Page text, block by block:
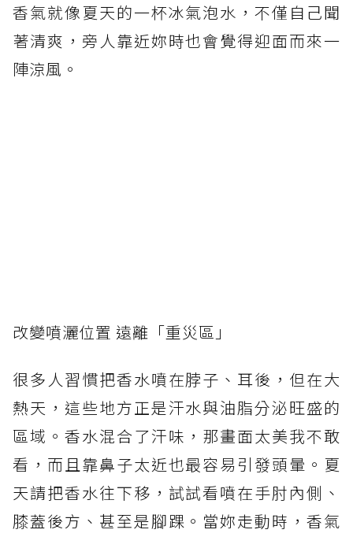
香氣就像夏天的一杯冰氣泡水，不僅自己聞
著清爽，旁人靠近妳時也會覺得迎面而來一
陣涼風。
改變噴灑位置 遠離「重災區」
很多人習慣把香水噴在脖子、耳後，但在大
熱天，這些地方正是汗水與油脂分泌旺盛的
區域。香水混合了汗味，那畫面太美我不敢
看，而且靠鼻子太近也最容易引發頭暈。夏
天請把香水往下移，試試看噴在手肘內側、
膝蓋後方、甚至是腳踝。當妳走動時，香氣